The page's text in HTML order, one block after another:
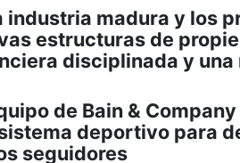
industria madura y los
estructuras de
disciplinada y
de Bain &
deportivo para
seguidores